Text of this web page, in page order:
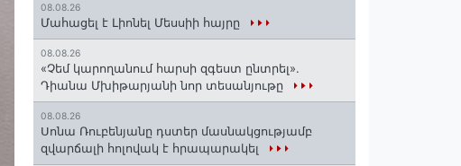
08.08.26
Մահացել է Լիոնել Մեսսիի հայրը
08.08.26
«Չեմ կարողանում հարսի զգեստ ընտրել».
Դիանա Մխիթարյանի նոր տեսանյութը
08.08.26
Սոնա Ռուբենյանը դստեր մասնակցությամբ
զվարճալի հոլովակ է հրապարակել